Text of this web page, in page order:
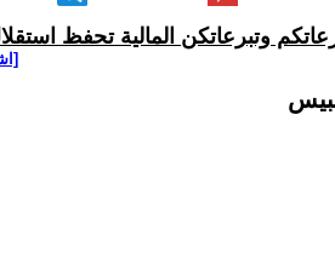
وتبرعاتكن المالية تحفظ